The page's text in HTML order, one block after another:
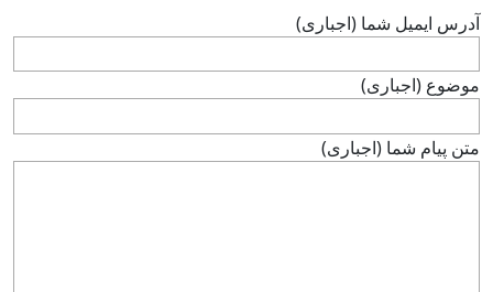
آدرس ايميل شما (اجباری)
موضوع (اجباری)
متن پيام شما (اجباری)